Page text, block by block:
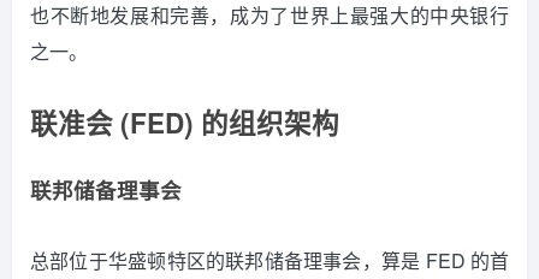
也不断地发展和完善，成为了世界上最强大的中央银行
之一。
联准会 (FED) 的组织架构
联邦储备理事会
总部位于华盛顿特区的联邦储备理事会，算是 FED 的首